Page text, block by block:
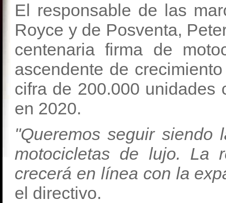
El responsable de las
Royce y de Posventa,
centenaria firma de
ascendente de
cifra de 200.000 unidades
en 2020.
"Queremos seguir siendo
motocicletas de lujo. La
crecerá en línea con la
el directivo.